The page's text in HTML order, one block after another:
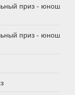
приз - юноши
приз - юноши